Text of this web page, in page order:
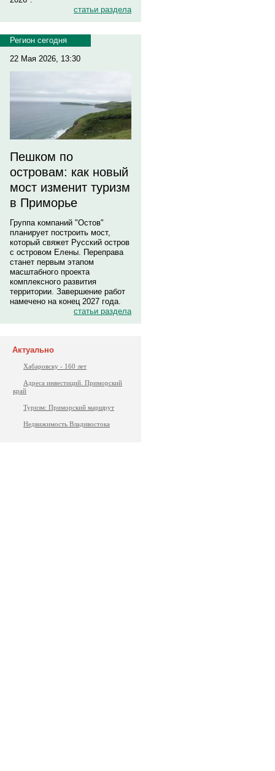
статьи раздела
Регион сегодня
22 Мая 2026, 13:30
Пешком по
островам: как новый
мост изменит туризм
в Приморье
Группа компаний "Остов"
планирует построить мост,
который свяжет Русский остров
с островом Елены. Переправа
станет первым этапом
масштабного проекта
комплексного развития
территории. Завершение работ
намечено на конец 2027 года.
статьи раздела
Актуально
Хабаровску - 160 лет
Адреса инвестиций. Приморский
край
Туризм: Приморский маршрут
Недвижимость Владивостока